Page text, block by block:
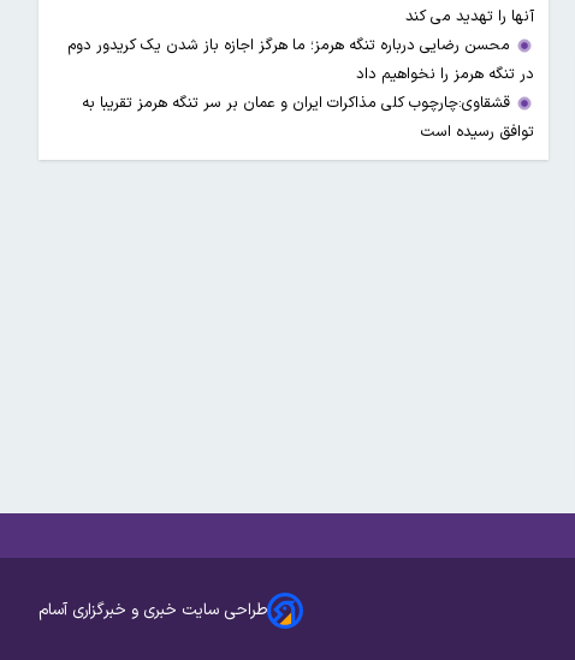
آنها را تهدید می کند
محسن رضایی درباره تنگه هرمز؛ ما هرگز اجازه باز شدن یک کریدور دوم
در تنگه هرمز را نخواهیم داد
قشقاوی:چارچوب کلی مذاکرات ایران و عمان بر سر تنگه هرمز تقریبا به
توافق رسیده است
طراحی سایت خبری و خبرگزاری آسام